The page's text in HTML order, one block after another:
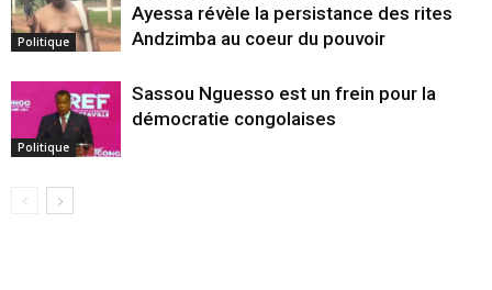
Politique
Ayessa révèle la persistance des rites
Andzimba au coeur du pouvoir
Politique
Sassou Nguesso est un frein pour la
démocratie congolaises